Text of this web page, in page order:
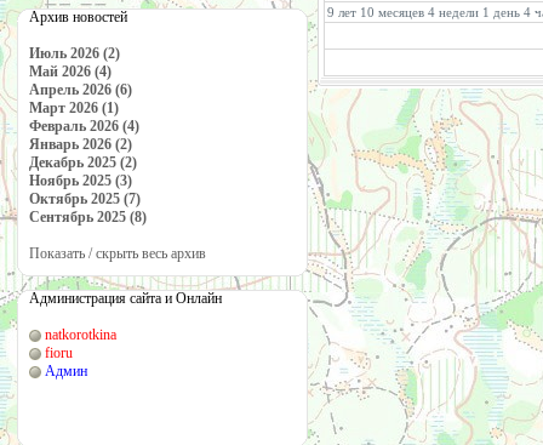
Архив новостей
Июль 2026 (2)
Май 2026 (4)
Апрель 2026 (6)
Март 2026 (1)
Февраль 2026 (4)
Январь 2026 (2)
Декабрь 2025 (2)
Ноябрь 2025 (3)
Октябрь 2025 (7)
Сентябрь 2025 (8)
Показать / скрыть весь архив
Администрация сайта и Онлайн
natkorotkina
fioru
Админ
9 лет 10 месяцев 4 недели 1 день 4